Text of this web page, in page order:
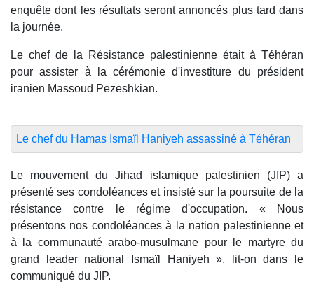
enquête dont les résultats seront annoncés plus tard dans
la journée.
Le chef de la Résistance palestinienne était à Téhéran
pour assister à la cérémonie d'investiture du président
iranien Massoud Pezeshkian.
Le chef du Hamas Ismaïl Haniyeh assassiné à Téhéran
Le mouvement du Jihad islamique palestinien (JIP) a
présenté ses condoléances et insisté sur la poursuite de la
résistance contre le régime d'occupation. « Nous
présentons nos condoléances à la nation palestinienne et
à la communauté arabo-musulmane pour le martyre du
grand leader national Ismaïl Haniyeh », lit-on dans le
communiqué du JIP.